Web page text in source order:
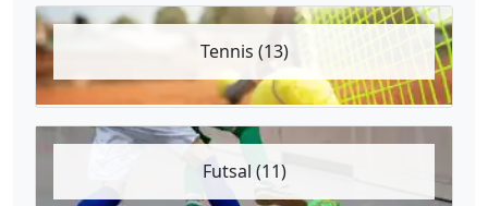
Tennis (13)
Futsal (11)